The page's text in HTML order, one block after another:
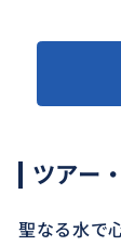
ツアー
聖なる水で